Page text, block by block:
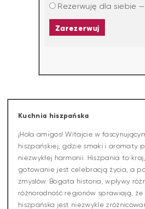
Rezerwuję dla siebie —
Zarezerwuj
Kuchnia hiszpańska
¡Hola amigos! Witajcie w
hiszpańskiej, gdzie smaki i aromaty
niezwykłej harmonii. Hiszpania to
gotowanie jest celebracją życia, a
zmysłów. Bogata historia, wpływy
różnorodność regionów sprawiają, że
hiszpańska jest niezwykle